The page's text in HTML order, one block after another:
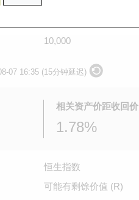
10,000
07 16:35 (15分钟延迟)
相关资产价距收回价
1.78%
恒生指数
可能有剩馀价值 (R)